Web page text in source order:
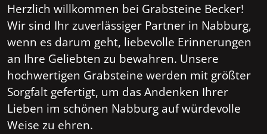
Herzlich willkommen bei Grabsteine Becker!
Wir sind Ihr zuverlässiger Partner in Nabburg,
wenn es darum geht, liebevolle Erinnerungen
an Ihre Geliebten zu bewahren. Unsere
hochwertigen Grabsteine werden mit größter
Sorgfalt gefertigt, um das Andenken Ihrer
Lieben im schönen Nabburg auf würdevolle
Weise zu ehren.